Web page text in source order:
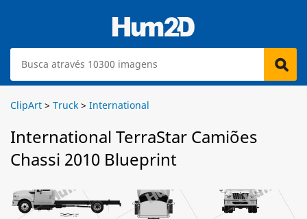
ClipArt > Truck > International
International TerraStar Camiões
Chassi 2010 Blueprint